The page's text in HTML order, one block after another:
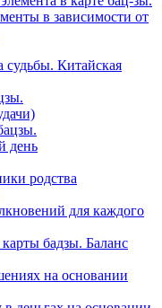
в зависимости от
судьбы. Китайская
день
родства
для каждого
бадзы. Баланс
на основании